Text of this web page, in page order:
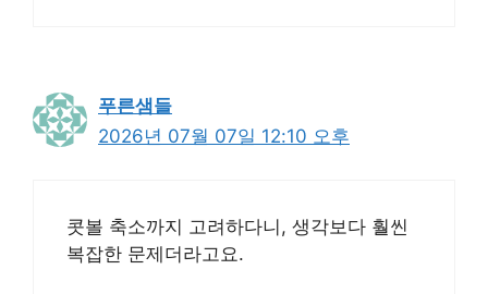
푸른샘들
2026년 07월 07일 12:10 오후
콧볼 축소까지 고려하다니, 생각보다 훨씬
복잡한 문제더라고요.